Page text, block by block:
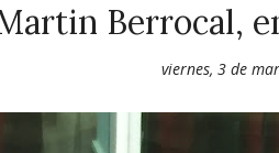
Berrocal,
viernes, 3 de